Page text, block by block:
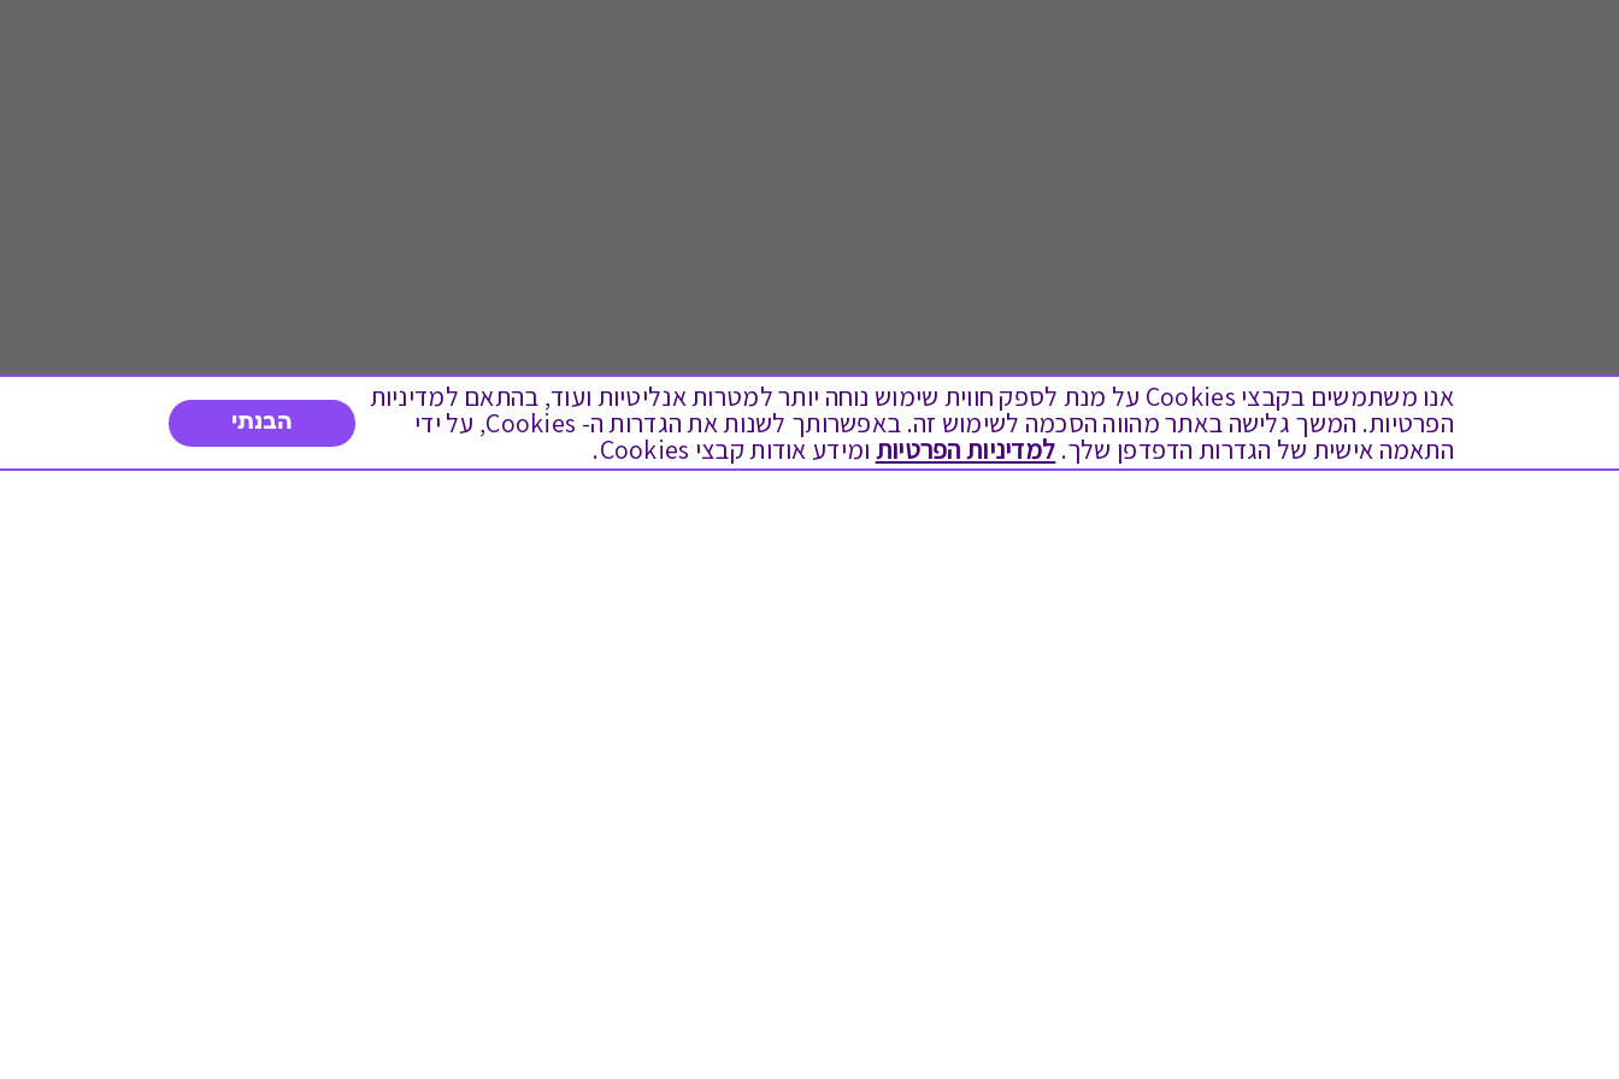
לתת מתנה טוב לדעת דברו איתנו
אנו משתמשים בקבצי Cookies על מנת לספק חווית שימוש נוחה יותר למטרות אנליטיות ועוד, בהתאם למדיניות
הפרטיות. המשך גלישה באתר מהווה הסכמה לשימוש זה. באפשרותך לשנות את הגדרות ה- Cookies, על ידי
התאמה אישית של הגדרות הדפדפן שלך. למדיניות הפרטיות ומידע אודות קבצי Cookies.
הבנתי